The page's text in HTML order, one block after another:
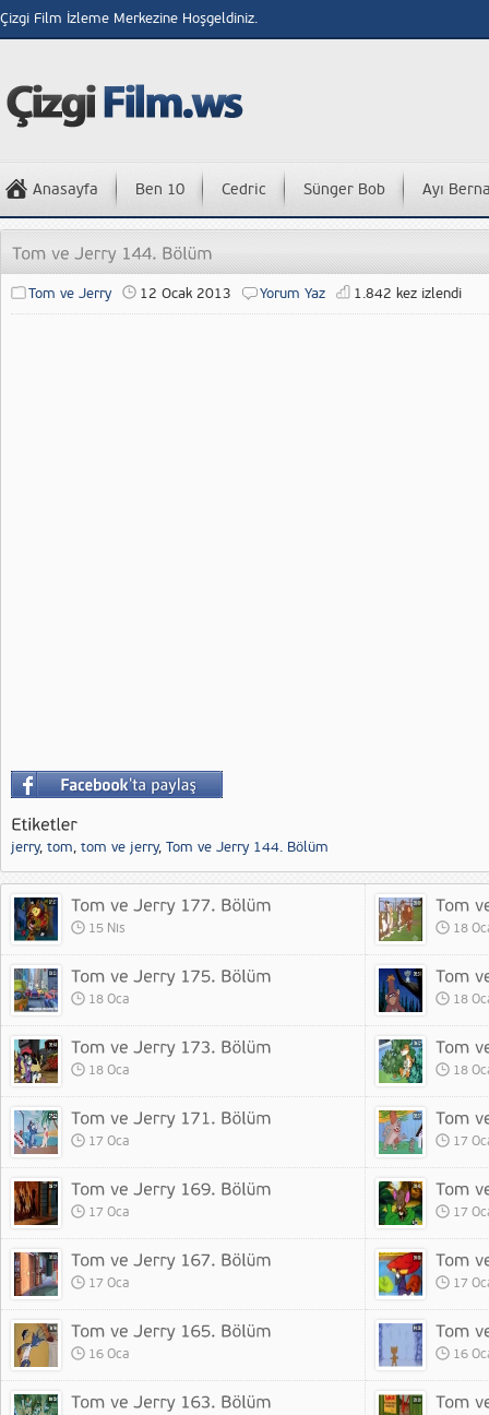
Çizgi Film İzleme Merkezine Hoşgeldiniz.
Anasayfa Ben 10 Cedric Sünger Bob Ayı
Tom ve Jerry 12 Ocak 2013 Yorum Yaz 1.842 kez izlendi
jerry, tom, tom ve jerry, Tom ve Jerry 144. Bölüm
15 Nis 18
18 Oca 18
18 Oca 18
17 Oca 17
17 Oca 17
17 Oca 17
16 Oca 16